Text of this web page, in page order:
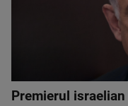
Premierul